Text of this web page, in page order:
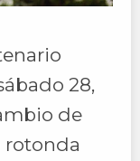
28,
de
rotonda